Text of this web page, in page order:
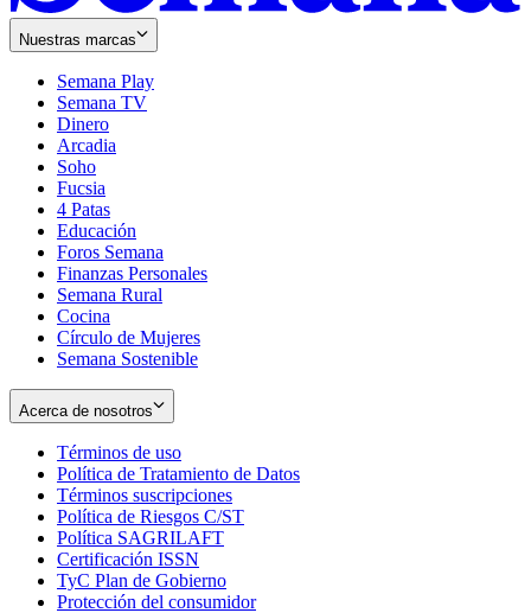
Nuestras marcas
Semana Play
Semana TV
Dinero
Arcadia
Soho
in
new
window
Fucsia
in
new
window
4 Patas
Educación
Foros Semana
Finanzas Personales
Semana Rural
Cocina
Círculo de Mujeres
Semana Sostenible
Acerca de nosotros
Términos de uso
in
new
window
Política de Tratamiento de Datos
Términos suscripciones
in
Política de Riesgos C/ST
Política SAGRILAFT
new
window
Certificación ISSN
in
new
TyC Plan de Gobierno
in
Protección del consumidorOpens